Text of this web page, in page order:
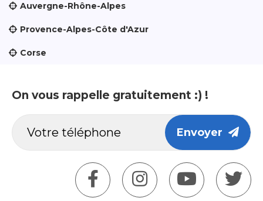
Auvergne-Rhône-Alpes
Provence-Alpes-Côte d'Azur
Corse
On vous rappelle gratuitement :) !
Envoyer